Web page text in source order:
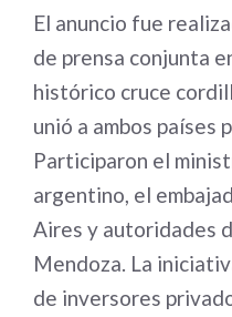
El anuncio fue
de prensa conjunta
histórico cruce
unió a ambos países
Participaron el
argentino, el
Aires y autoridades
Mendoza. La
de inversores